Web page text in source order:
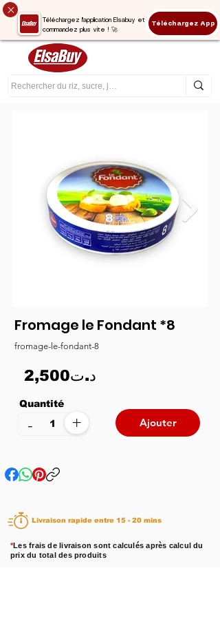
Téléchargez l'application Elsabuy et
commandez plus vite ! 🚀
Téléchargez App
Fromage le Fondant *8
fromage-le-fondant-8
2,500د.ت
Quantité
+
- Ajouter
Livraison rapide entre 15 - 20 mins
*Les frais de livraison sont calculés après calcul du
prix du total des produits